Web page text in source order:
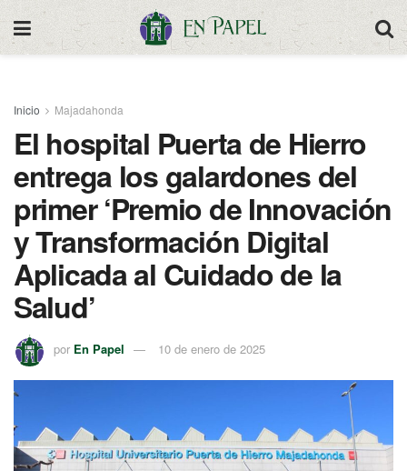
Inicio Majadahonda
El hospital Puerta de Hierro
entrega los galardones del
primer ‘Premio de Innovación
y Transformación Digital
Aplicada al Cuidado de la
Salud’
por En Papel 10 de enero de 2025